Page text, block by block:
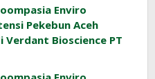
Enviro
Pekebun Aceh
Verdant Bioscience PT